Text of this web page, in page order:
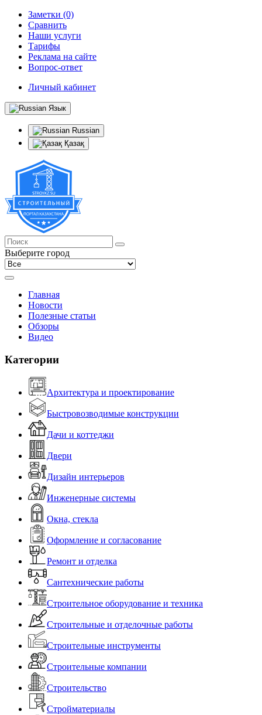
Заметки (0)
Сравнить
Наши услуги
Тарифы
Реклама на сайте
Вопрос-ответ
Личный кабинет
Язык
Russian
Қазақ
Выберите город
Главная
Новости
Полезные статьи
Обзоры
Видео
Категории
Архитектура и проектирование
Быстровозводимые конструкции
Дачи и коттеджи
Двери
Дизайн интерьеров
Инженерные системы
Окна, стекла
Оформление и согласование
Ремонт и отделка
Сантехнические работы
Строительное оборудование и техника
Строительные и отделочные работы
Строительные инструменты
Строительные компании
Строительство
Стройматериалы